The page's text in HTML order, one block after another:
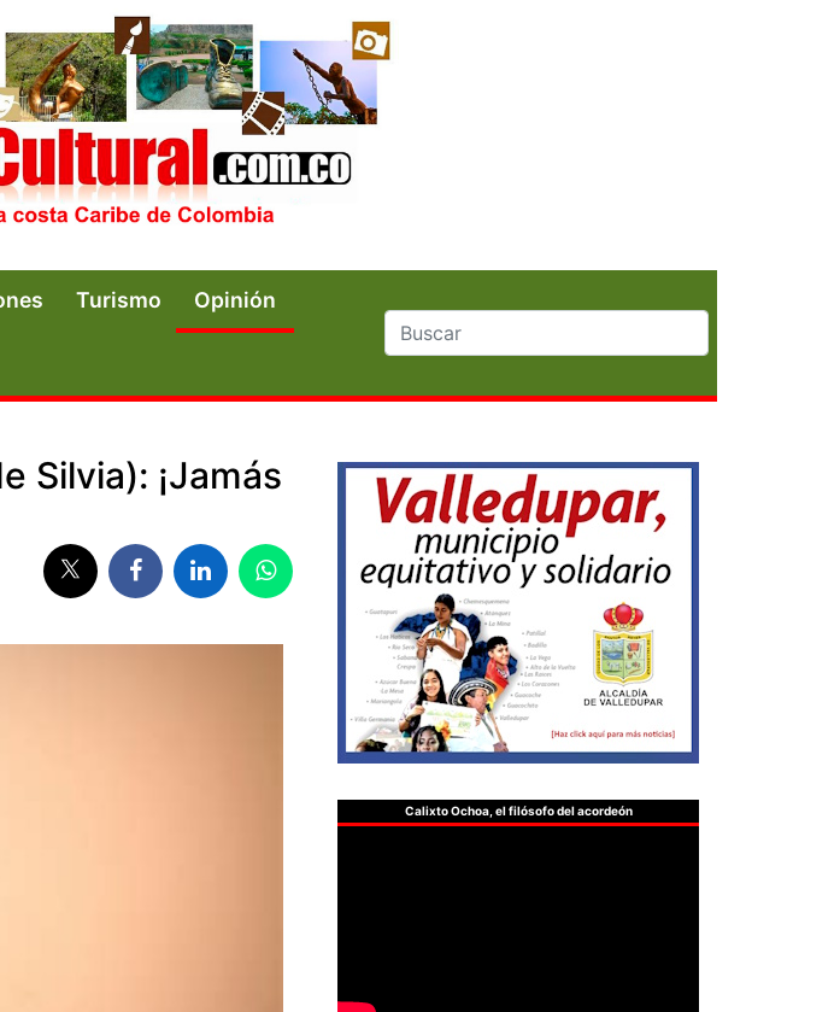
Turismo Opinión
Silvia): ¡Jamás
Calixto Ochoa, el filósofo del acordeón